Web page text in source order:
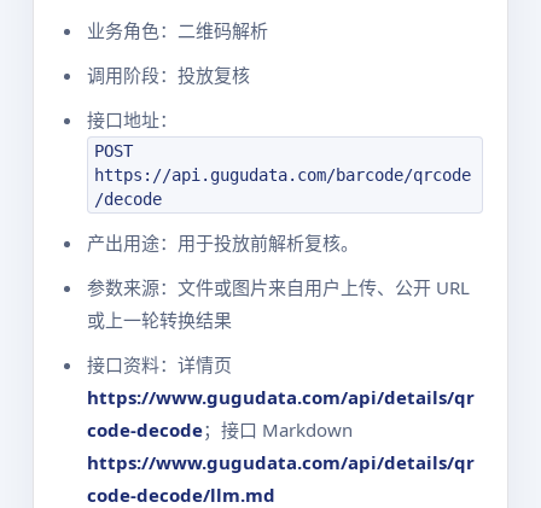
业务角色：二维码解析
调用阶段：投放复核
接口地址：
POST
https://api.gugudata.com/barcode/qrcode
/decode
产出用途：用于投放前解析复核。
参数来源：文件或图片来自用户上传、公开 URL
或上一轮转换结果
接口资料：详情页
https://www.gugudata.com/api/details/qr
code-decode；接口 Markdown
https://www.gugudata.com/api/details/qr
code-decode/llm.md